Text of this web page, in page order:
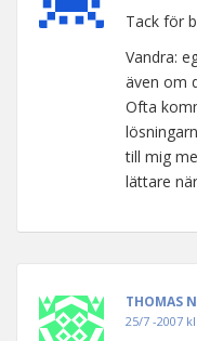
Tack för
Vandra:
även om
Ofta
till mig
lättare
THOMAS
25/7 -2007